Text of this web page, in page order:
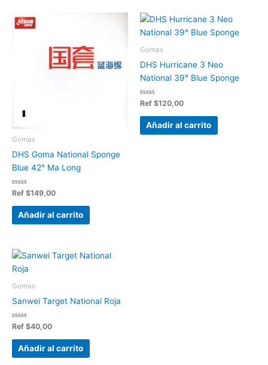
Gomas
DHS Goma National Sponge
Blue 42° Ma Long
Valorado
0
Ref $149,00
Añadir al carrito
Gomas
DHS Hurricane 3 Neo
National 39° Blue Sponge
Valorado
0
Ref $120,00
Añadir al carrito
Gomas
Sanwei Target National Roja
Valorado
0
Ref $40,00
Añadir al carrito